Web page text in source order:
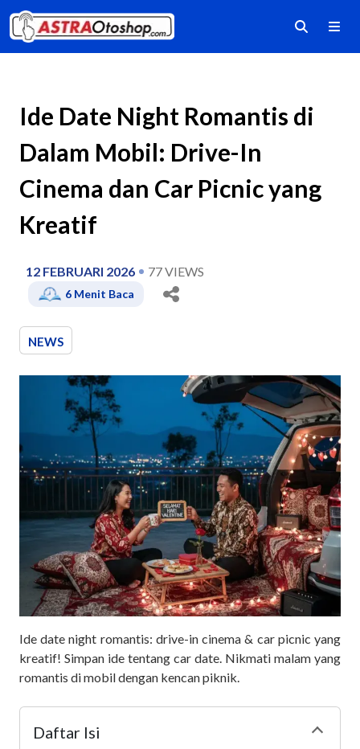
Ide Date Night Romantis di
Dalam Mobil: Drive-In
Cinema dan Car Picnic yang
Kreatif
12 FEBRUARI 2026 77VIEWS
6 Menit Baca
NEWS
Ide date night romantis: drive-in cinema & car picnic yang
kreatif! Simpan ide tentang car date. Nikmati malam yang
romantis di mobil dengan kencan piknik.
Daftar Isi